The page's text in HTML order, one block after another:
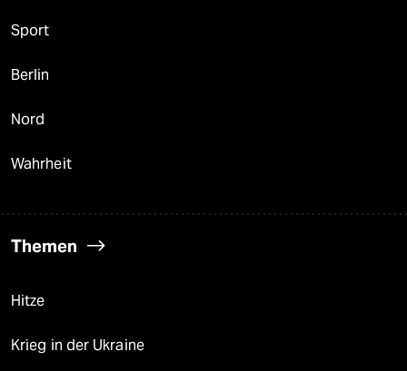
Sport
Berlin
Nord
Wahrheit
Themen
Hitze
Krieg in der Ukraine